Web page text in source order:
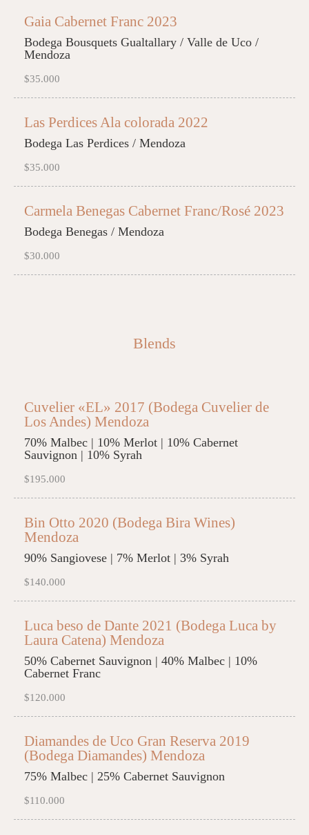
Gaia Cabernet Franc 2023
Bodega Bousquets Gualtallary / Valle de Uco /
Mendoza
$35.000
Las Perdices Ala colorada 2022
Bodega Las Perdices / Mendoza
$35.000
Carmela Benegas Cabernet Franc/Rosé 2023
Bodega Benegas / Mendoza
$30.000
Blends
Cuvelier «EL» 2017 (Bodega Cuvelier de
Los Andes) Mendoza
70% Malbec | 10% Merlot | 10% Cabernet
Sauvignon | 10% Syrah
$195.000
Bin Otto 2020 (Bodega Bira Wines)
Mendoza
90% Sangiovese | 7% Merlot | 3% Syrah
$140.000
Luca beso de Dante 2021 (Bodega Luca by
Laura Catena) Mendoza
50% Cabernet Sauvignon | 40% Malbec | 10%
Cabernet Franc
$120.000
Diamandes de Uco Gran Reserva 2019
(Bodega Diamandes) Mendoza
75% Malbec | 25% Cabernet Sauvignon
$110.000